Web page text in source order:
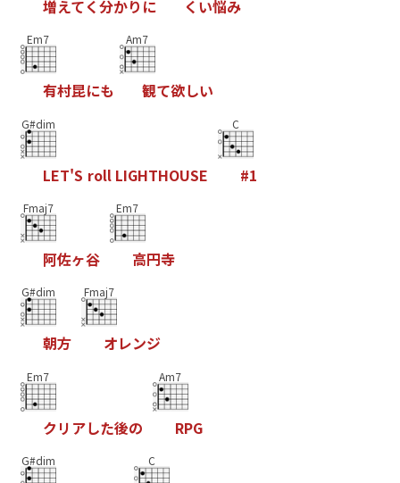
増えてく分かり に く い悩み
Em7
有村昆にも
Am7
観て欲しい
G#dim
LET'S roll LIGHTHOUSE
C
#1
Fmaj7
阿佐ヶ谷
Em7
高円寺
G#dim
朝方
Fmaj7
オレンジ
Em7
クリ アした後の
Am7
RPG
G#dim C